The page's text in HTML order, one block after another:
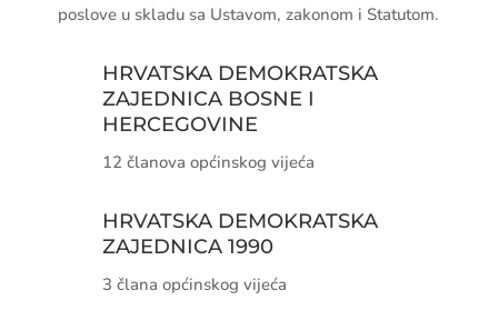
poslove u skladu sa Ustavom, zakonom i Statutom.
HRVATSKA DEMOKRATSKA
ZAJEDNICA BOSNE I
HERCEGOVINE
12 članova općinskog vijeća
HRVATSKA DEMOKRATSKA
ZAJEDNICA 1990
3 člana općinskog vijeća